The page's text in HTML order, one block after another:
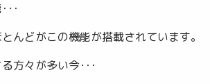
･･
んどがこの機能が搭載されています。
方々が多い今･･･